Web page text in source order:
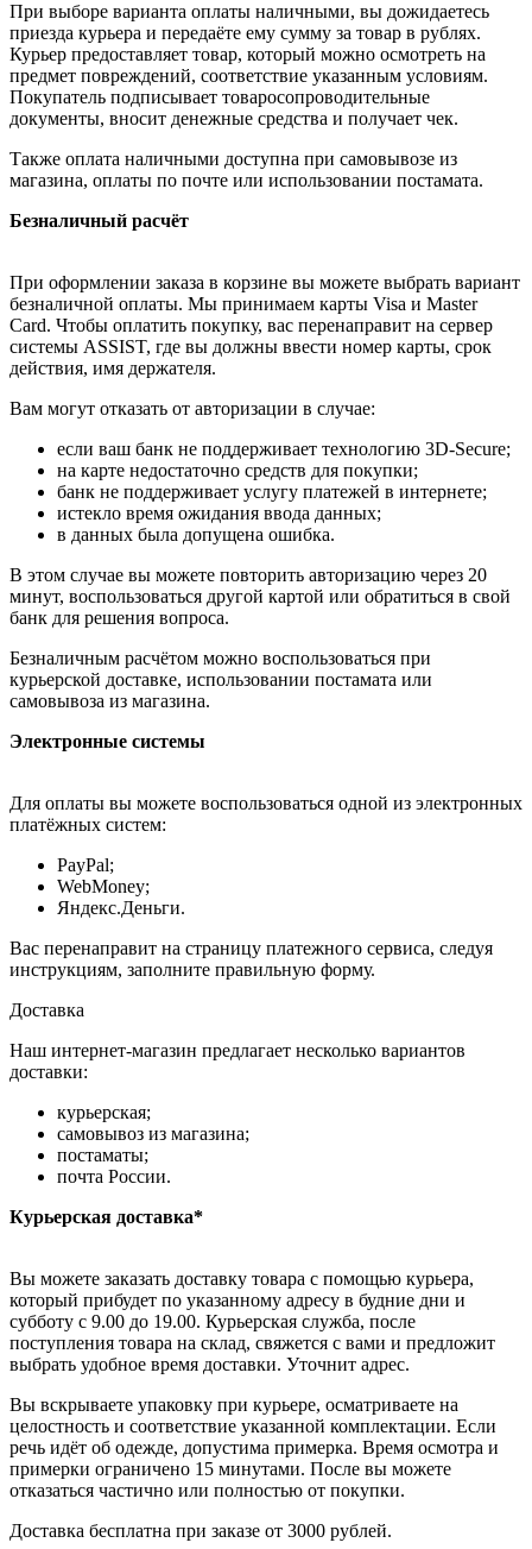
При выборе варианта оплаты наличными, вы дожидаетесь
приезда курьера и передаёте ему сумму за товар в рублях.
Курьер предоставляет товар, который можно осмотреть на
предмет повреждений, соответствие указанным условиям.
Покупатель подписывает товаросопроводительные
документы, вносит денежные средства и получает чек.
Также оплата наличными доступна при самовывозе из
магазина, оплаты по почте или использовании постамата.
Безналичный расчёт
При оформлении заказа в корзине вы можете выбрать вариант
безналичной оплаты. Мы принимаем карты Visa и Master
Card. Чтобы оплатить покупку, вас перенаправит на сервер
системы ASSIST, где вы должны ввести номер карты, срок
действия, имя держателя.
Вам могут отказать от авторизации в случае:
если ваш банк не поддерживает технологию 3D-Secure;
на карте недостаточно средств для покупки;
банк не поддерживает услугу платежей в интернете;
истекло время ожидания ввода данных;
в данных была допущена ошибка.
В этом случае вы можете повторить авторизацию через 20
минут, воспользоваться другой картой или обратиться в свой
банк для решения вопроса.
Безналичным расчётом можно воспользоваться при
курьерской доставке, использовании постамата или
самовывоза из магазина.
Электронные системы
Для оплаты вы можете воспользоваться одной из электронных
платёжных систем:
PayPal;
WebMoney;
Яндекс.Деньги.
Вас перенаправит на страницу платежного сервиса, следуя
инструкциям, заполните правильную форму.
Доставка
Наш интернет-магазин предлагает несколько вариантов
доставки:
курьерская;
самовывоз из магазина;
постаматы;
почта России.
Курьерская доставка*
Вы можете заказать доставку товара с помощью курьера,
который прибудет по указанному адресу в будние дни и
субботу с 9.00 до 19.00. Курьерская служба, после
поступления товара на склад, свяжется с вами и предложит
выбрать удобное время доставки. Уточнит адрес.
Вы вскрываете упаковку при курьере, осматриваете на
целостность и соответствие указанной комплектации. Если
речь идёт об одежде, допустима примерка. Время осмотра и
примерки ограничено 15 минутами. После вы можете
отказаться частично или полностью от покупки.
Доставка бесплатна при заказе от 3000 рублей.